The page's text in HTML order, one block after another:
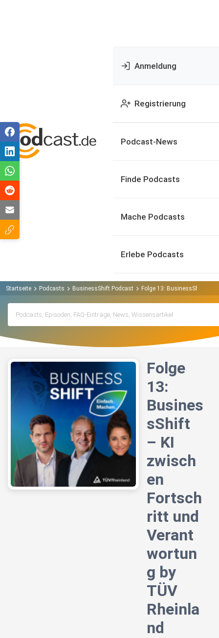
Anmeldung
Registrierung
Podcast-News
Finde Podcasts
Mache Podcasts
Erlebe Podcasts
Startseite Podcasts BusinessShift Podcast Folge 13: BusinessShift –
Folge
13:
Busines
sShift
– KI
zwisch
en
Fortsch
ritt und
Verant
wortun
g by
TÜV
Rheinla
nd